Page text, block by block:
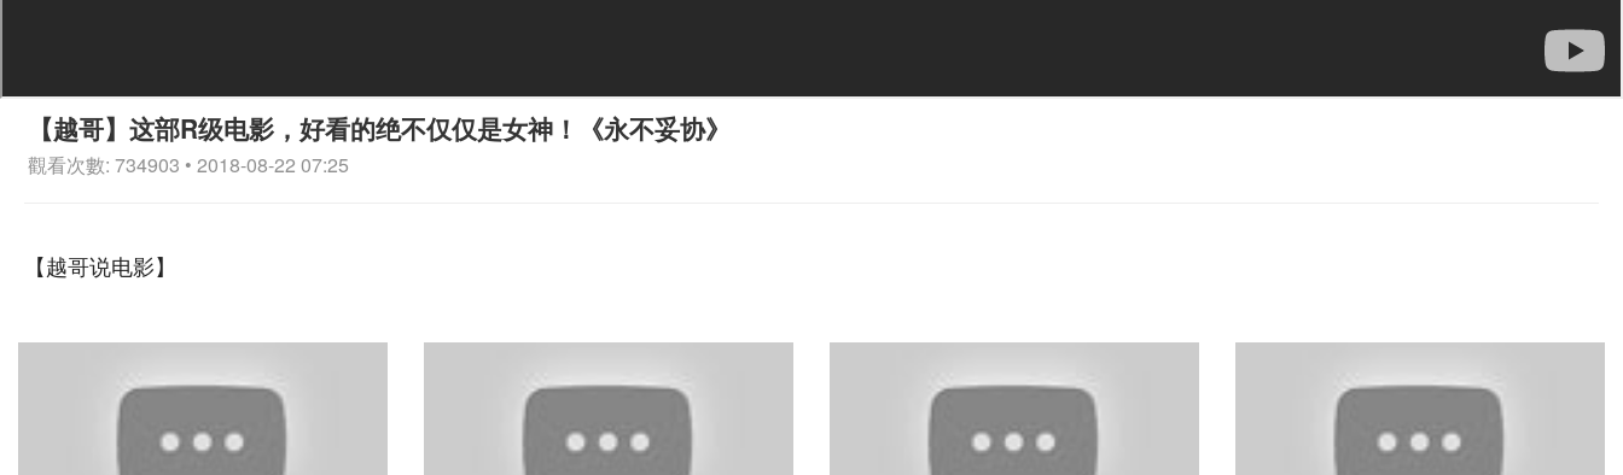
【越哥】这部R级电影，好看的绝不仅仅是女神！《永不妥协》
觀看次數: 734903 • 2018-08-22 07:25
【越哥说电影】